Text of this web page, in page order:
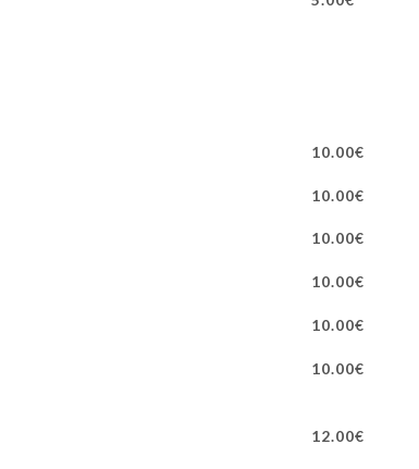
10.00€
10.00€
10.00€
10.00€
10.00€
10.00€
12.00€